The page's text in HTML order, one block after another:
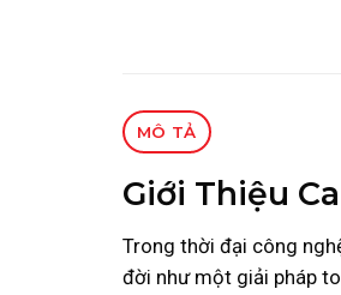
MÔ TẢ
Giới Thiệu
Trong thời đại công
đời như một giải pháp